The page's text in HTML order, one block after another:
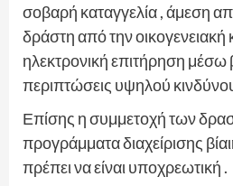
σοβαρή καταγγελία , άμεση
δράστη από την οικογενειακή
ηλεκτρονική επιτήρηση μέσω
περιπτώσεις υψηλού
Επίσης η συμμετοχή των
προγράμματα διαχείρισης
πρέπει να είναι υποχρεωτική .